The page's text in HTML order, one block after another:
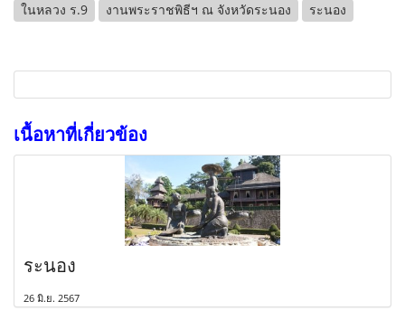
ในหลวง ร.9 งานพระราชพิธีฯ ณ จังหวัดระนอง ระนอง
เนื้อหาที่เกี่ยวข้อง
ระนอง
26 มิ.ย. 2567